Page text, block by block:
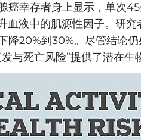
癌幸存者身上显示，单次45
血液中的肌源性因子。研究
降20%到30%。尽管结论
与死亡风险”提供了潜在生